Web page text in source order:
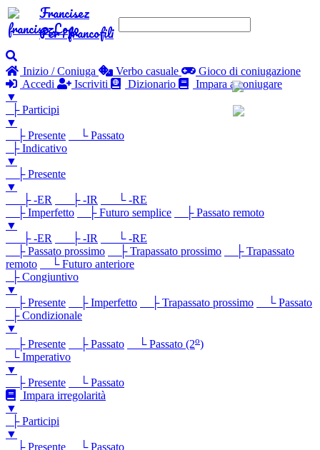
Francisez
Per i francofili
Inizio / Coniuga Verbo casuale
Gioco di coniugazione
Accedi
Iscriviti Dizionario
Impara a coniugare
▼
├ Participi
▼
├ Presente
└ Passato
├ Indicativo
▼
├ Presente
▼
├ -ER
├ -IR
└ -RE
├ Imperfetto
├ Futuro semplice
├ Passato remoto
▼
├ -ER
├ -IR
└ -RE
├ Passato prossimo
├ Trapassato prossimo
├ Trapassato
remoto
└ Futuro anteriore
├ Congiuntivo
▼
├ Presente
├ Imperfetto ├ Trapassato prossimo
└ Passato
├ Condizionale
▼
├ Presente
├ Passato └ Passato (2o)
└ Imperativo
▼
├ Presente
└ Passato
Impara irregolarità
▼
├ Participi
▼
├ Presente
└ Passato